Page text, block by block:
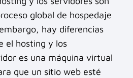
global de hospedaje
hay diferencias
el hosting y los
es una máquina virtual
que un sitio web esté